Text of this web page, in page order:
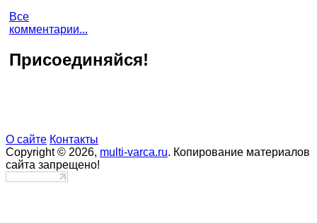
Все
комментарии...
Присоединяйся!
О сайте Контакты
Copyright © 2026, multi-varca.ru. Копирование материалов
сайта запрещено!